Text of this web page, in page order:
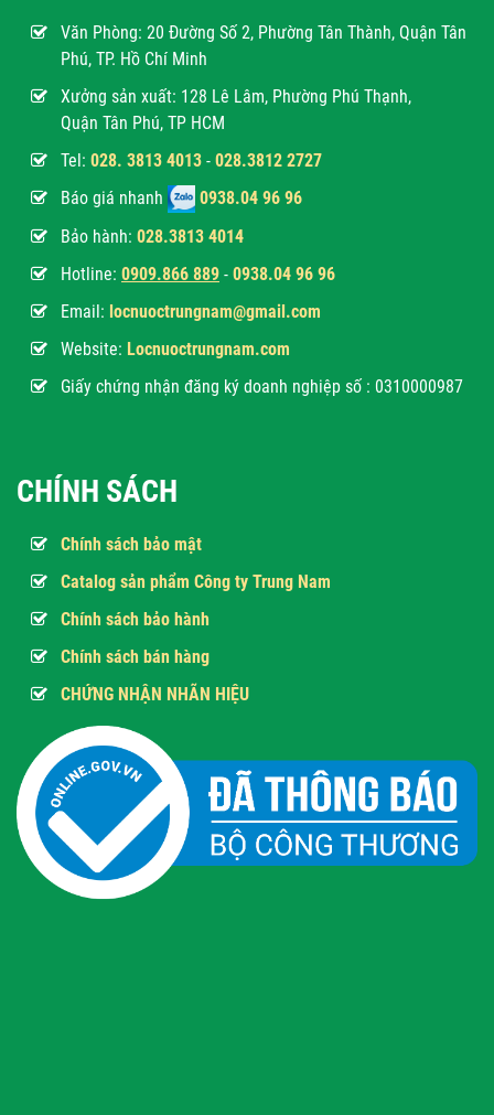
Văn Phòng: 20 Đường Số 2, Phường Tân Thành, Quận Tân
Phú, TP. Hồ Chí Minh
Xưởng sản xuất: 128 Lê Lâm, Phường Phú Thạnh,
Quận Tân Phú, TP HCM
Tel: 028. 3813 4013 - 028.3812 2727
Báo giá nhanh
0938.04 96 96
Bảo hành: 028.3813 4014
Hotline: 0909.866 889 - 0938.04 96 96
Email: locnuoctrungnam@gmail.com
Website: Locnuoctrungnam.com
Giấy chứng nhận đăng ký doanh nghiệp số : 0310000987
CHÍNH SÁCH
Chính sách bảo mật
Catalog sản phẩm Công ty Trung Nam
Chính sách bảo hành
Chính sách bán hàng
CHỨNG NHẬN NHÃN HIỆU